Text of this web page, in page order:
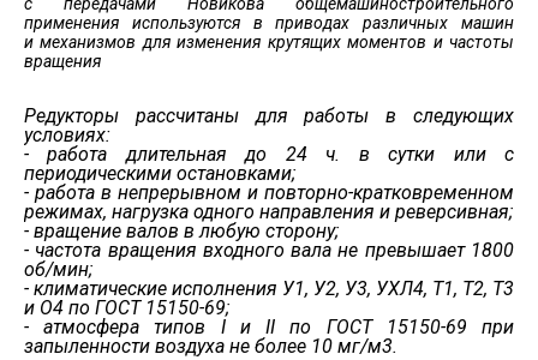
с передачами Новикова общемашиностроительного
применения используются в приводах различных машин
и механизмов для изменения крутящих моментов и частоты
вращения
Редукторы рассчитаны для работы в следующих
условиях:
- работа длительная до 24 ч. в сутки или с
периодическими остановками;
- работа в непрерывном и повторно-кратковременном
режимах, нагрузка одного направления и реверсивная;
- вращение валов в любую сторону;
- частота вращения входного вала не превышает 1800
об/мин;
- климатические исполнения У1, У2, У3, УХЛ4, Т1, Т2, Т3
и О4 по ГОСТ 15150-69;
- атмосфера типов I и II по ГОСТ 15150-69 при
запыленности воздуха не более 10 мг/м3.